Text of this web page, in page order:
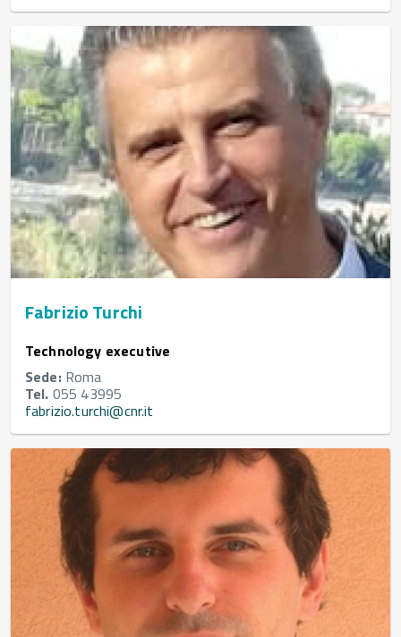
Fabrizio Turchi
Technology executive
Sede:Roma
Tel. 055 43995
fabrizio.turchi@cnr.it